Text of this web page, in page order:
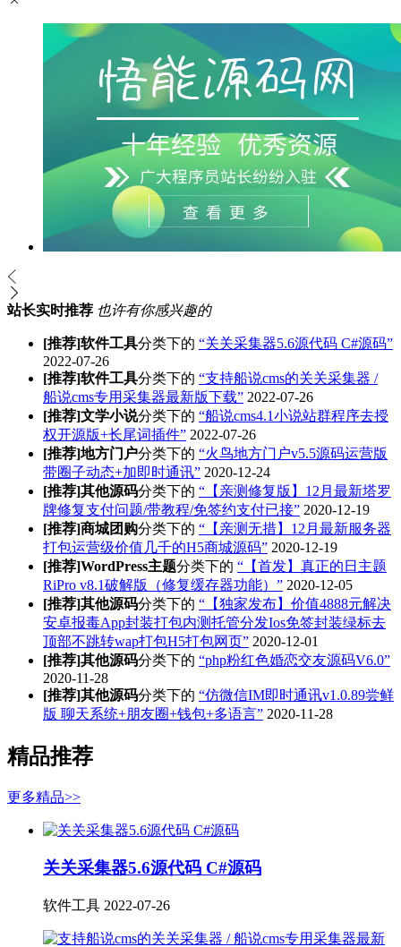
站长实时推荐 也许有你感兴趣的
[推荐]软件工具分类下的 “关关采集器5.6源代码 C#源码”
2022-07-26
[推荐]软件工具分类下的 “支持船说cms的关关采集器 /
船说cms专用采集器最新版下载” 2022-07-26
[推荐]文学小说分类下的 “船说cms4.1小说站群程序去授
权开源版+长尾词插件” 2022-07-26
[推荐]地方门户分类下的 “火鸟地方门户v5.5源码运营版
带圈子动态+加即时通讯” 2020-12-24
[推荐]其他源码分类下的 “【亲测修复版】12月最新塔罗
牌修复支付问题/带教程/免签约支付已接” 2020-12-19
[推荐]商城团购分类下的 “【亲测无措】12月最新服务器
打包运营级价值几千的H5商城源码” 2020-12-19
[推荐]WordPress主题分类下的 “【首发】真正的日主题
RiPro v8.1破解版（修复缓存器功能）” 2020-12-05
[推荐]其他源码分类下的 “【独家发布】价值4888元解决
安卓报毒App封装打包内测托管分发Ios免签封装绿标去
顶部不跳转wap打包H5打包网页” 2020-12-01
[推荐]其他源码分类下的 “php粉红色婚恋交友源码V6.0”
2020-11-28
[推荐]其他源码分类下的 “​仿微信IM即时通讯v1.0.89尝鲜
版 聊天系统+朋友圈+钱包+多语言” 2020-11-28
精品推荐
更多精品>>
关关采集器5.6源代码 C#源码
软件工具 2022-07-26